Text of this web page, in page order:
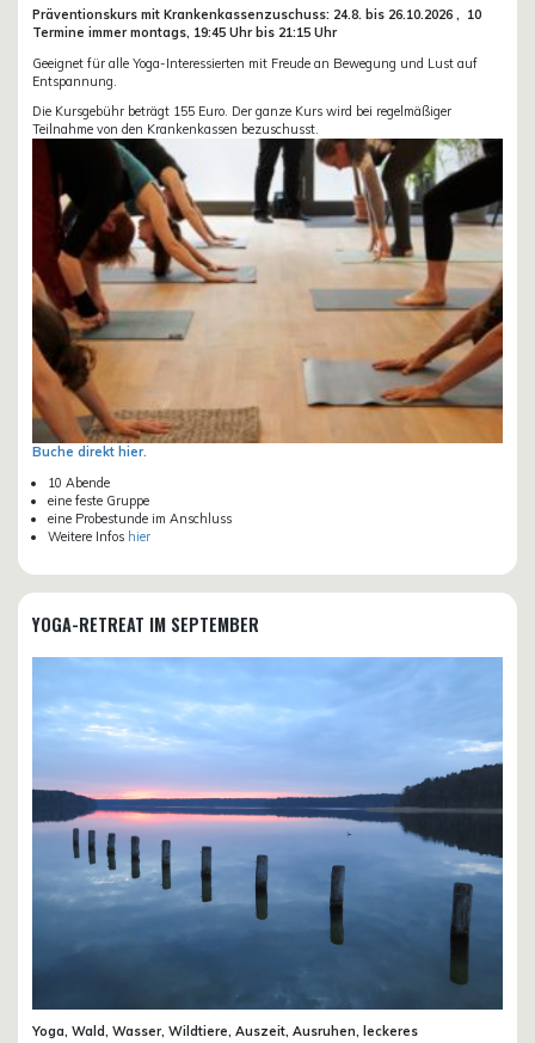
Präventionskurs mit Krankenkassenzuschuss: 24.8. bis 26.10.2026 , 10
Termine immer montags, 19:45 Uhr bis 21:15 Uhr
Geeignet für alle Yoga-Interessierten mit Freude an Bewegung und Lust auf
Entspannung.
Die Kursgebühr beträgt 155 Euro. Der ganze Kurs wird bei regelmäßiger
Teilnahme von den Krankenkassen bezuschusst.
Buche direkt hier.
10 Abende
eine feste Gruppe
eine Probestunde im Anschluss
Weitere Infos hier
YOGA-RETREAT IM SEPTEMBER
Yoga, Wald, Wasser, Wildtiere, Auszeit, Ausruhen, leckeres